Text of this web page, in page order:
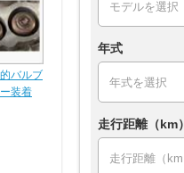
バルブ
装着
年式
走行距離（km）